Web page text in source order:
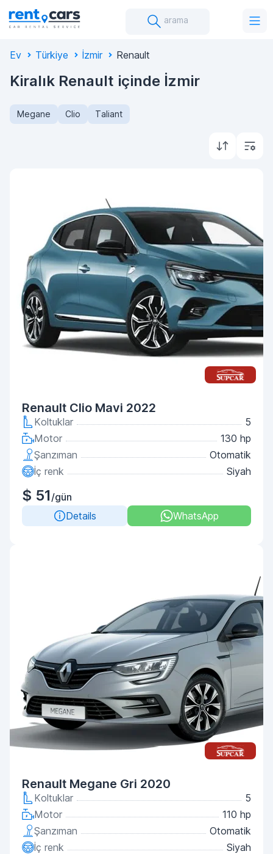
arama
Ev Türkiye İzmir Renault
Kiralık Renault içinde İzmir
Megane Clio Taliant
Renault Clio Mavi 2022
Koltuklar
5
Motor
130 hp
Şanzıman
Otomatik
İç renk
Siyah
$ 51/gün
Details
WhatsApp
Renault Megane Gri 2020
Koltuklar
5
Motor
110 hp
Şanzıman
Otomatik
İç renk
Siyah